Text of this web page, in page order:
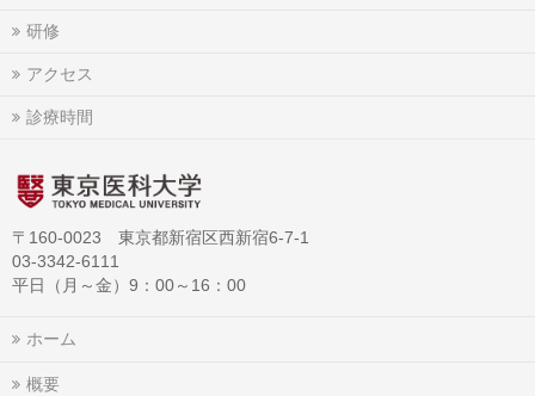
研修
アクセス
診療時間
〒160-0023 東京都新宿区西新宿6-7-1
03-3342-6111
平日（月～金）9：00～16：00
ホーム
概要